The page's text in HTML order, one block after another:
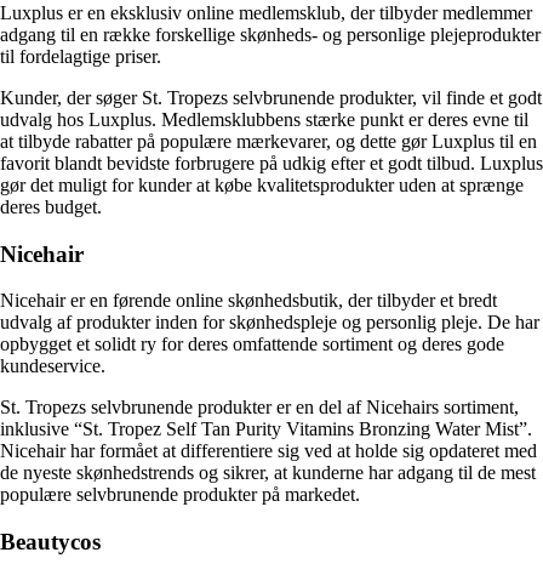
Luxplus er en eksklusiv online medlemsklub, der tilbyder medlemmer
adgang til en række forskellige skønheds- og personlige plejeprodukter
til fordelagtige priser.
Kunder, der søger St. Tropezs selvbrunende produkter, vil finde et godt
udvalg hos Luxplus. Medlemsklubbens stærke punkt er deres evne til
at tilbyde rabatter på populære mærkevarer, og dette gør Luxplus til en
favorit blandt bevidste forbrugere på udkig efter et godt tilbud. Luxplus
gør det muligt for kunder at købe kvalitetsprodukter uden at sprænge
deres budget.
Nicehair
Nicehair er en førende online skønhedsbutik, der tilbyder et bredt
udvalg af produkter inden for skønhedspleje og personlig pleje. De har
opbygget et solidt ry for deres omfattende sortiment og deres gode
kundeservice.
St. Tropezs selvbrunende produkter er en del af Nicehairs sortiment,
inklusive “St. Tropez Self Tan Purity Vitamins Bronzing Water Mist”.
Nicehair har formået at differentiere sig ved at holde sig opdateret med
de nyeste skønhedstrends og sikrer, at kunderne har adgang til de mest
populære selvbrunende produkter på markedet.
Beautycos